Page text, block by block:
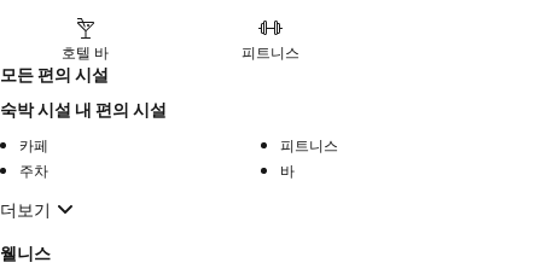
호텔 바 피트니스
모든 편의 시설
숙박 시설 내 편의 시설
카페
피트니스
주차
바
더보기
웰니스